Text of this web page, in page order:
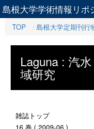
島根大学学術情報リポ
TOP 島根大学定期刊行
Laguna : 汽水
域研究
雑誌トップ
16 巻 ( 2009-06 )